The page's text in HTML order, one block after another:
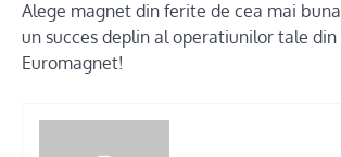
Alege magnet din ferite de cea mai
un succes deplin al operatiunilor tale
Euromagnet!